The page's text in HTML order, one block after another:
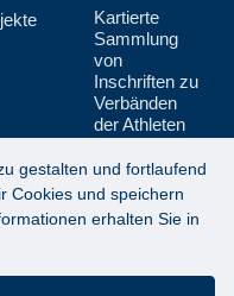
Kartierte
Sammlung
von
Inschriften zu
Verbänden
der Athleten
gestalten und fortlaufend
Cookies und speichern
erhalten Sie in